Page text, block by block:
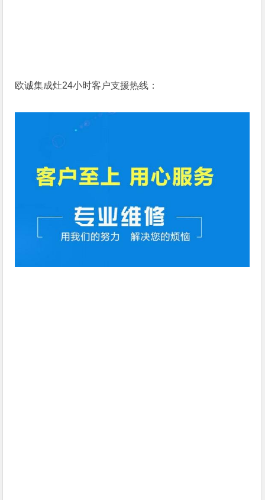
欧诚集成灶24小时客户支援热线：